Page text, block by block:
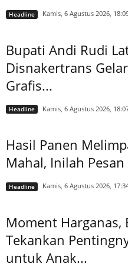
Headline Kamis, 6 Agustus 2026,
Bupati Andi Rudi
Disnakertrans
Grafis...
Headline Kamis, 6 Agustus 2026,
Hasil Panen
Mahal, Inilah
Headline Kamis, 6 Agustus 2026,
Moment Harganas,
Tekankan
untuk Anak...